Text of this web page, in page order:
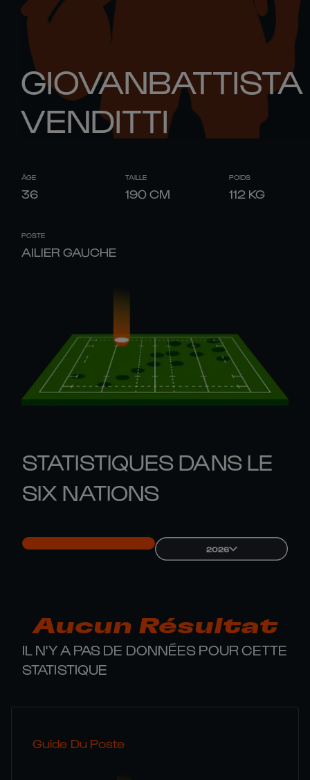
GIOVANBATTISTA
VENDITTI
ÂGE
36
TAILLE
190CM
POIDS
112 KG
POSTE
AILIER GAUCHE
STATISTIQUES DANS LE
SIX NATIONS
2026
Aucun Résultat
IL N'Y A PAS DE DONNÉES POUR CETTE
STATISTIQUE
Guide Du Poste